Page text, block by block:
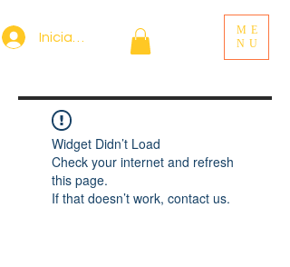
Iniciar sesión
ME
NU
Widget Didn’t Load
Check your internet and refresh
this page.
If that doesn’t work, contact us.